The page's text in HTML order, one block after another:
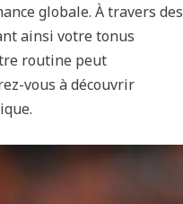
globale. À travers des
ainsi votre tonus
routine peut
vous à découvrir